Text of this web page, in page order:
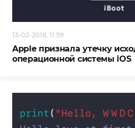
13-02-2018, 11:59
Apple признала утечку
операционной системы iOS